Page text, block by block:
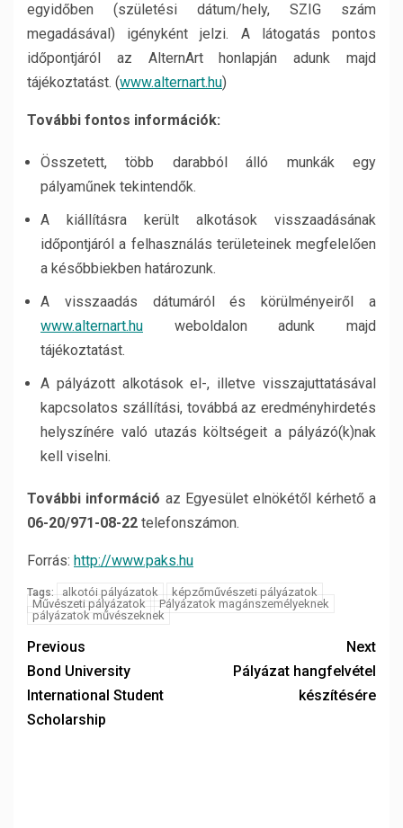
egyidőben (születési dátum/hely, SZIG szám
megadásával) igényként jelzi. A látogatás pontos
időpontjáról az AlternArt honlapján adunk majd
tájékoztatást. (www.alternart.hu)
További fontos információk:
Összetett, több darabból álló munkák egy
pályaműnek tekintendők.
A kiállításra került alkotások visszaadásának
időpontjáról a felhasználás területeinek megfelelően
a későbbiekben határozunk.
A visszaadás dátumáról és körülményeiről a
www.alternart.hu weboldalon adunk majd
tájékoztatást.
A pályázott alkotások el-, illetve visszajuttatásával
kapcsolatos szállítási, továbbá az eredményhirdetés
helyszínére való utazás költségeit a pályázó(k)nak
kell viselni.
További információ az Egyesület elnökétől kérhető a
06-20/971-08-22 telefonszámon.
Forrás: http://www.paks.hu
Tags: alkotói pályázatok
képzőművészeti pályázatok
Művészeti pályázatok
Pályázatok magánszemélyeknek
pályázatok művészeknek
Previous
Bond University
International Student
Scholarship
Next
Pályázat hangfelvétel
készítésére